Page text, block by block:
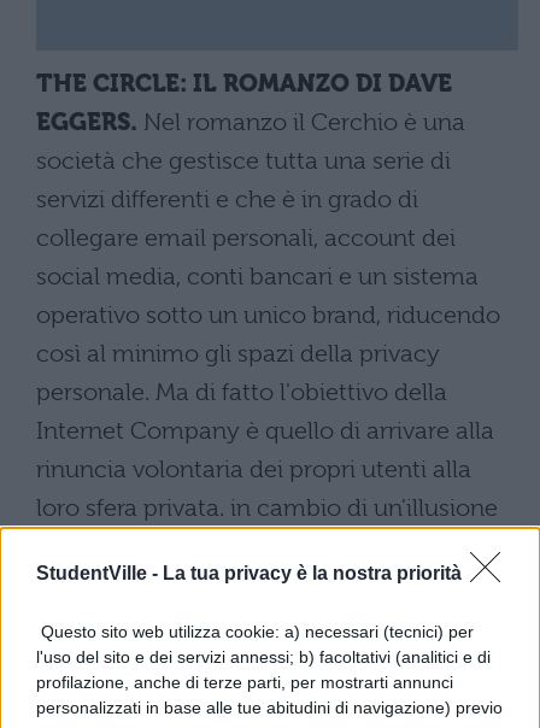
StudentVille - La tua privacy è la nostra priorità
Questo sito web utilizza cookie: a) necessari (tecnici) per
l'uso del sito e dei servizi annessi; b) facoltativi (analitici e di
profilazione, anche di terze parti, per mostrarti annunci
personalizzati in base alle tue abitudini di navigazione) previo
THE CIRCLE: IL ROMANZO DI DAVE
EGGERS. Nel romanzo il Cerchio è una
società che gestisce tutta una serie di
servizi differenti e che è in grado di
collegare email personali, account dei
social media, conti bancari e un sistema
operativo sotto un unico brand, riducendo
così al minimo gli spazi della privacy
personale. Ma di fatto l'obiettivo della
Internet Company è quello di arrivare alla
rinuncia volontaria dei propri utenti alla
loro sfera privata. in cambio di un'illusione
di condivisione continua e totale delle loro
vite via streaming, in modo da superare la
solitudine che li attanaglia.
FILM THE CIRCLE: TRAMA E
PERSONAGGI.A portare su grande